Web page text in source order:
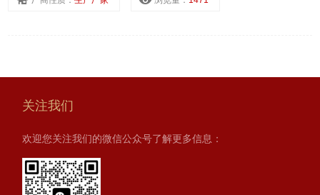
关注我们
欢迎您关注我们的微信公众号了解更多信息：